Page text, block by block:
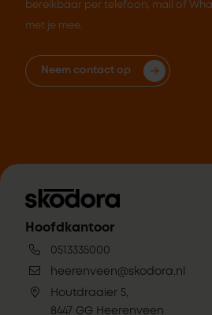
bereikbaar per telefoon, mail of
met je mee.
Neem contact op
Hoofdkantoor
0513335000
heerenveen@skodora.nl
Houtdraaier 5,
8447 GG Heerenveen